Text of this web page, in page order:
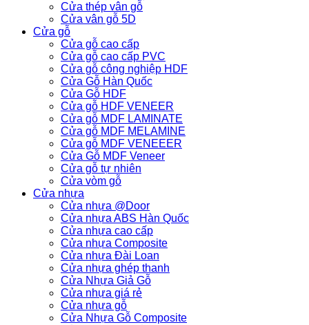
Cửa thép vân gỗ
Cửa vân gỗ 5D
Cửa gỗ
Cửa gỗ cao cấp
Cửa gỗ cao cấp PVC
Cửa gỗ công nghiệp HDF
Cửa Gỗ Hàn Quốc
Cửa Gỗ HDF
Cửa gỗ HDF VENEER
Cửa gỗ MDF LAMINATE
Cửa gỗ MDF MELAMINE
Cửa gỗ MDF VENEEER
Cửa Gỗ MDF Veneer
Cửa gỗ tự nhiên
Cửa vòm gỗ
Cửa nhựa
Cửa nhựa @Door
Cửa nhựa ABS Hàn Quốc
Cửa nhựa cao cấp
Cửa nhựa Composite
Cửa nhựa Đài Loan
Cửa nhựa ghép thanh
Cửa Nhựa Giả Gỗ
Cửa nhựa giá rẻ
Cửa nhựa gỗ
Cửa Nhựa Gỗ Composite